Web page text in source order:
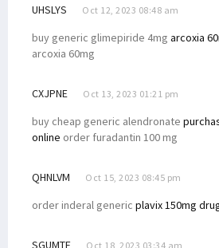
UHSLYS Oct 12, 2023 08:48 am
buy generic glimepiride 4mg arcoxia
arcoxia 60mg
CXJPNE Oct 13, 2023 01:21 pm
buy cheap generic alendronate
online order furadantin 100 mg
QHNLVM Oct 15, 2023 08:45 pm
order inderal generic plavix 150mg
SGUMTF Oct 18, 2023 03:34 am